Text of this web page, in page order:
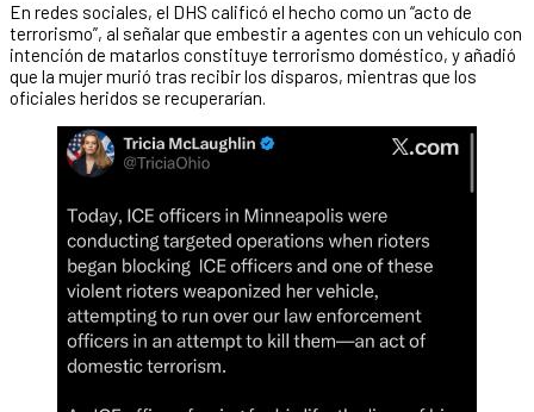
En redes sociales, el DHS calificó el hecho como un “acto de
terrorismo”, al señalar que embestir a agentes con un vehículo con
intención de matarlos constituye terrorismo doméstico, y añadió
que la mujer murió tras recibir los disparos, mientras que los
oficiales heridos se recuperarían.